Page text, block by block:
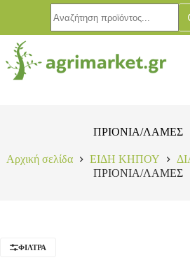
ΠΡΙΟΝΙΑ/ΛΑΜΕΣ
Αρχική σελίδα ΕΙΔΗ ΚΗΠΟΥ
ΠΡΙΟΝΙΑ/ΛΑΜΕΣ
ΦΊΛΤΡΑ